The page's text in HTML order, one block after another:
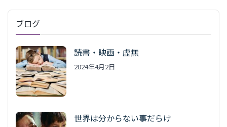
ブログ
読書・映画・虚無
2024年4月2日
世界は分からない事だらけ